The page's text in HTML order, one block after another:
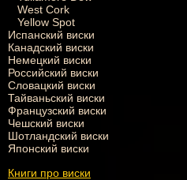
West Cork
Yellow Spot
Испанский виски
Канадский виски
Немецкий виски
Российский виски
Словацкий виски
Тайваньский виски
Французский виски
Чешский виски
Шотландский виски
Японский виски
Книги про виски